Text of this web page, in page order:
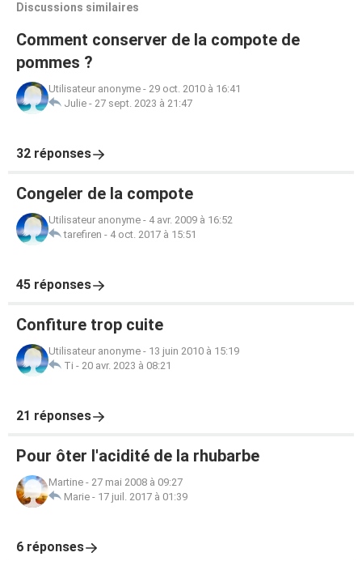
Discussions similaires
Comment conserver de la compote de
pommes ?
Utilisateur anonyme - 29 oct. 2010 à 16:41
Julie - 27 sept. 2023 à 21:47
32 réponses
Congeler de la compote
Utilisateur anonyme - 4 avr. 2009 à 16:52
tarefiren - 4 oct. 2017 à 15:51
45 réponses
Confiture trop cuite
Utilisateur anonyme - 13 juin 2010 à 15:19
Ti - 20 avr. 2023 à 08:21
21 réponses
Pour ôter l'acidité de la rhubarbe
Martine - 27 mai 2008 à 09:27
Marie - 17 juil. 2017 à 01:39
6 réponses